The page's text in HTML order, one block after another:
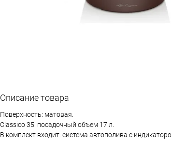
Описание товара
Поверхность: матовая.
Сlassico 35: посадочный объем 17 л.
В комплект входит: система автополива с